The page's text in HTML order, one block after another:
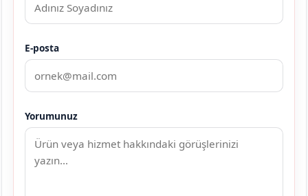
E-posta
Yorumunuz